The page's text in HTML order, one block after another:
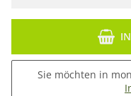
Sie möchten in